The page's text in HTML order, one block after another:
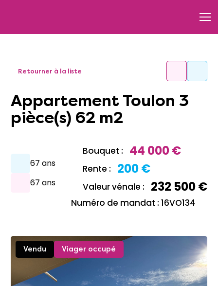
Retourner à la liste
Appartement Toulon 3
pièce(s) 62 m2
67 ans
67 ans
Bouquet : 44 000 €
Rente : 200 €
Valeur vénale : 232 500 €
Numéro de mandat : 16VO134
Vendu Viager occupé